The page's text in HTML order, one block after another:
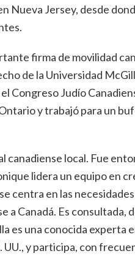
Nueva Jersey, desde
firma de movilidad
de la Universidad
Congreso Judío
y trabajó para un
canadiense local. Fue
lidera un equipo en
centra en las
Canadá. Es
es una conocida experta
y participa, con